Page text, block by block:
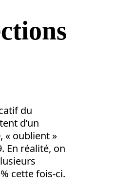
du
d’un
« oublient »
En réalité, on
cette fois-ci.